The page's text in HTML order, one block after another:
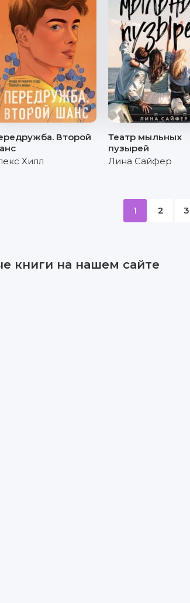
Второй
Хилл
Театр мыльных
пузырей
Лина Сайфер
1 2 3
книги на нашем сайте